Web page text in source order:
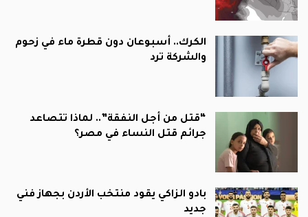
الكرك.. أسبوعان دون قطرة ماء في زحوم
والشركة ترد
“قتل من أجل النفقة”.. لماذا تتصاعد
جرائم قتل النساء في مصر؟
بادو الزاكي يقود منتخب الأردن بجهاز فني
جديد